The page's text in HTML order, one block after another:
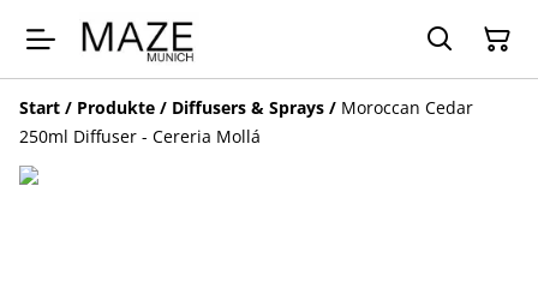
Start / Produkte / Diffusers & Sprays / Moroccan Cedar
250ml Diffuser - Cereria Mollá